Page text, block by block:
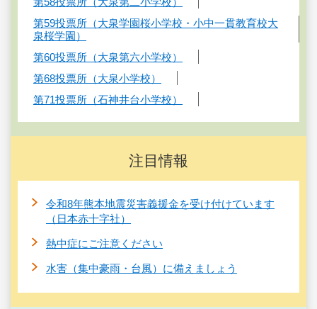
第59投票所（大泉学園桜小学校・小中一貫教育校大
泉桜学園）
第60投票所（大泉第六小学校）
第68投票所（大泉小学校）
第71投票所（石神井台小学校）
注目情報
令和8年熊本地震災害義援金を受け付けています
（日本赤十字社）
熱中症にご注意ください
水害（集中豪雨・台風）に備えましょう